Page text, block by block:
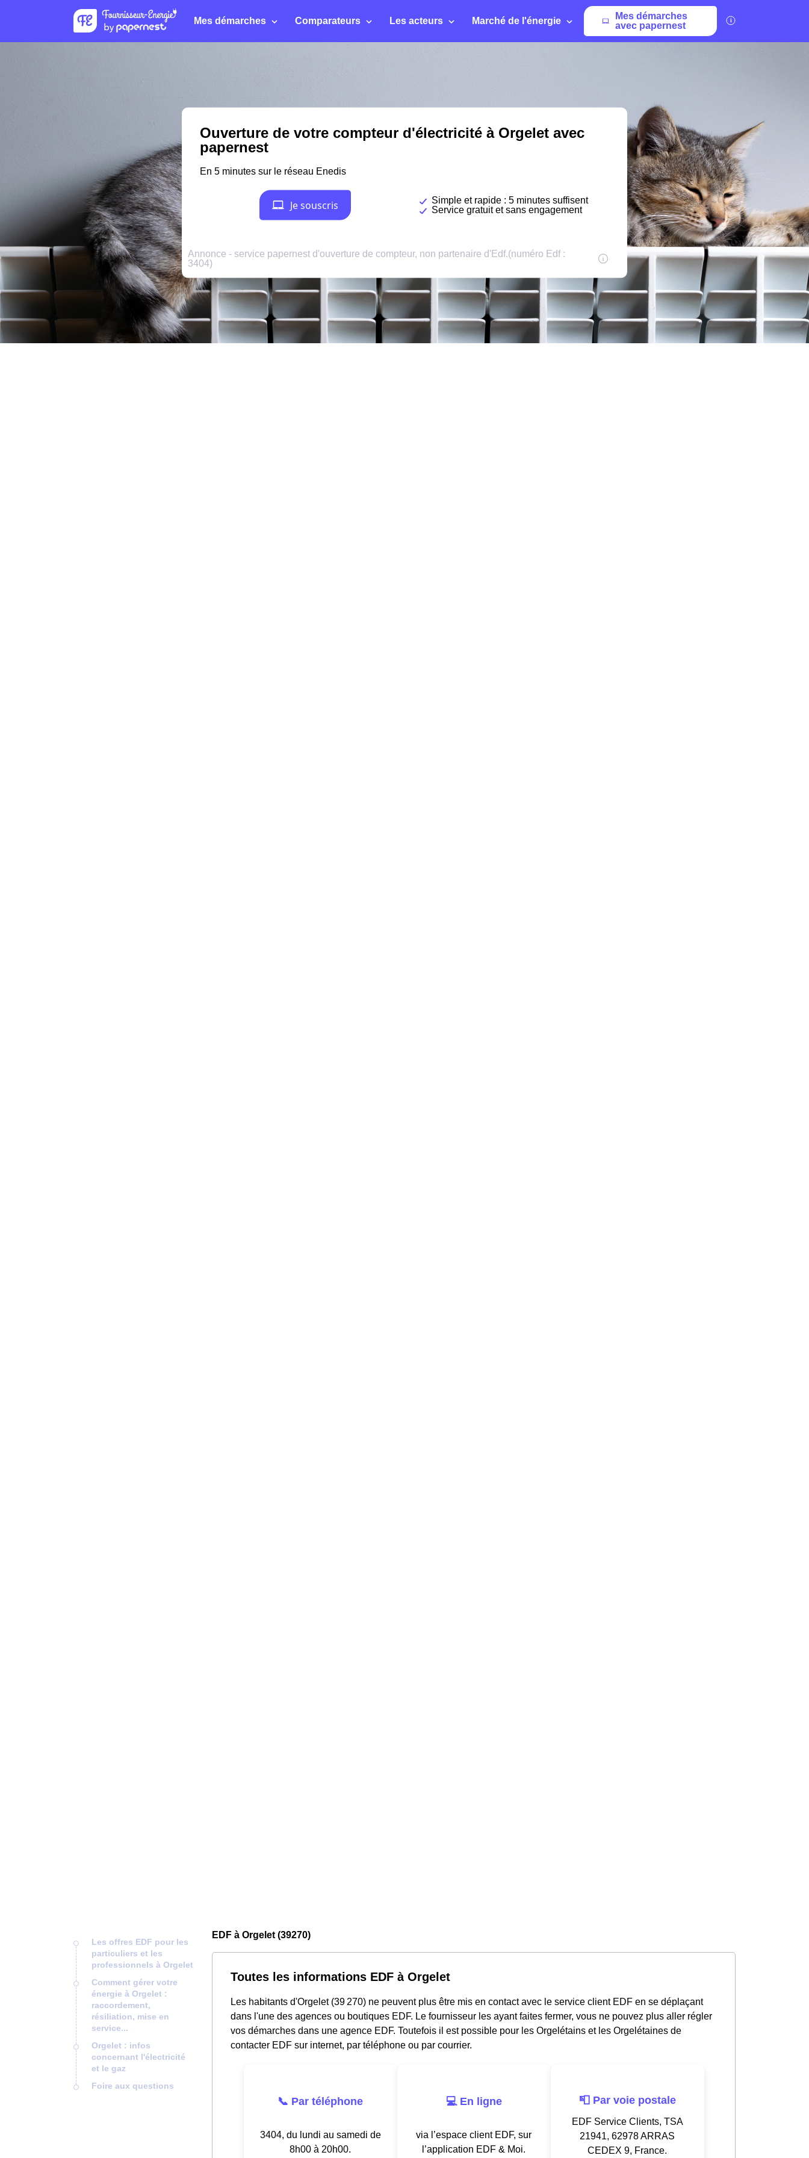
Mes démarches Comparateurs Les acteurs Marché de l'énergie
Mes démarches
avec papernest
Les offres EDF pour les
particuliers et les
professionnels à Orgelet
Comment gérer votre
énergie à Orgelet :
raccordement,
résiliation, mise en
service...
Orgelet : infos
concernant l'électricité
et le gaz
Foire aux questions
EDF à Orgelet (39270)
Toutes les informations EDF à Orgelet
Les habitants d'Orgelet (39 270) ne peuvent plus être mis en contact avec le service client EDF en se déplaçant
dans l'une des agences ou boutiques EDF. Le fournisseur les ayant faites fermer, vous ne pouvez plus aller régler
vos démarches dans une agence EDF. Toutefois il est possible pour les Orgelétains et les Orgelétaines de
contacter EDF sur internet, par téléphone ou par courrier.
📞 Par téléphone
3404, du lundi au samedi de
8h00 à 20h00.
💻 En ligne
via l’espace client EDF, sur
l’application EDF & Moi.
📮 Par voie postale
EDF Service Clients, TSA
21941, 62978 ARRAS
CEDEX 9, France.